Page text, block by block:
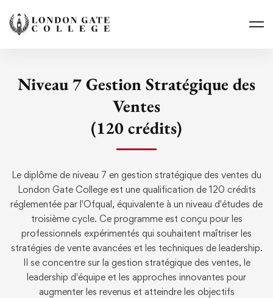
Niveau 7 Gestion Stratégique des
Ventes
(120 crédits)
Le diplôme de niveau 7 en gestion stratégique des ventes du
London Gate College est une qualification de 120 crédits
réglementée par l'Ofqual, équivalente à un niveau d'études de
troisième cycle. Ce programme est conçu pour les
professionnels expérimentés qui souhaitent maîtriser les
stratégies de vente avancées et les techniques de leadership.
Il se concentre sur la gestion stratégique des ventes, le
leadership d'équipe et les approches innovantes pour
augmenter les revenus et atteindre les objectifs